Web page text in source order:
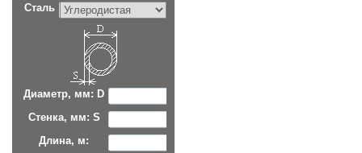
Сталь
Диаметр, мм: D
Стенка, мм: S
Длина, м: